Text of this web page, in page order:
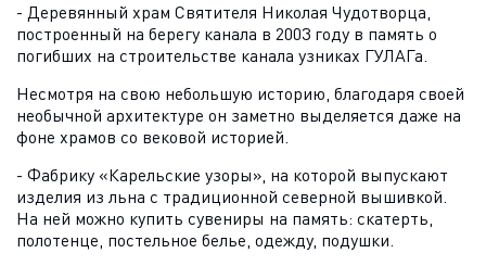
- Деревянный храм Святителя Николая Чудотворца,
построенный на берегу канала в 2003 году в память о
погибших на строительстве канала узниках ГУЛАГа.
Несмотря на свою небольшую историю, благодаря своей
необычной архитектуре он заметно выделяется даже на
фоне храмов со вековой историей.
- Фабрику «Карельские узоры», на которой выпускают
изделия из льна с традиционной северной вышивкой.
На ней можно купить сувениры на память: скатерть,
полотенце, постельное белье, одежду, подушки.